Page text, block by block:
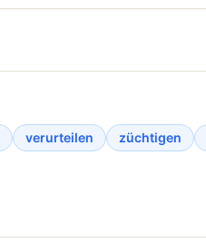
verurteilen züchtigen